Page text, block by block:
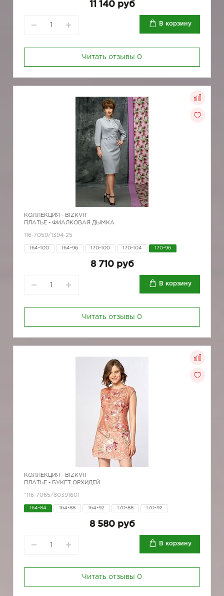
11 140 руб
В корзину
Читать отзывы 0
КОЛЛЕКЦИЯ - BIZKVIT
ПЛАТЬЕ - ФИАЛКОВАЯ ДЫМКА
116-7059/1394-25
164-100 164-96 170-100 170-104 170-96
8 710 руб
В корзину
Читать отзывы 0
КОЛЛЕКЦИЯ - BIZKVIT
ПЛАТЬЕ - БУКЕТ ОРХИДЕЙ
*116-7065/80391601
164-84 164-88 164-92 170-88 170-92
8 580 руб
В корзину
Читать отзывы 0